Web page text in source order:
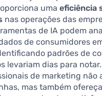
uma eficiência
nas operações das
de IA podem
de consumidores
padrões de
levariam dias para
de marketing não
mas também